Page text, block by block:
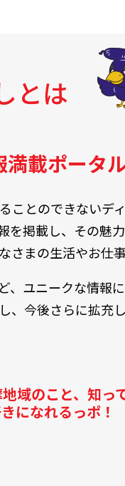
とは
載ポータ
ことのできない
掲載し、その魅
まの生活やお仕
、ユニークな情報
、今後さらに拡充
域のこと、知っ
になれるっポ！